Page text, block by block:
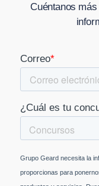
Cuéntanos